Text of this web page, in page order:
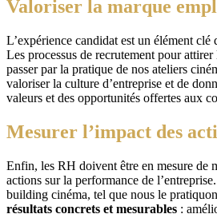
Valoriser la marque
L’expérience candidat est un élément clé
Les processus de recrutement pour
passer par la pratique de nos ateliers
valoriser la culture d’entreprise et de
valeurs et des opportunités offertes aux
Mesurer l’impact des
Enfin, les RH doivent être en mesure de
actions sur la performance de
building cinéma, tel que nous le
résultats concrets et mesurables :